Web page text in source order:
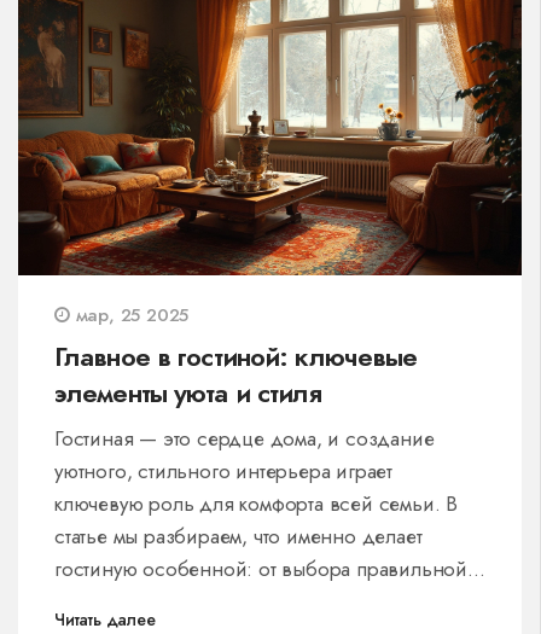
мар, 25 2025
Главное в гостиной: ключевые
элементы уюта и стиля
Гостиная — это сердце дома, и создание
уютного, стильного интерьера играет
ключевую роль для комфорта всей семьи. В
статье мы разбираем, что именно делает
гостиную особенной: от выбора правильной
Читать далее